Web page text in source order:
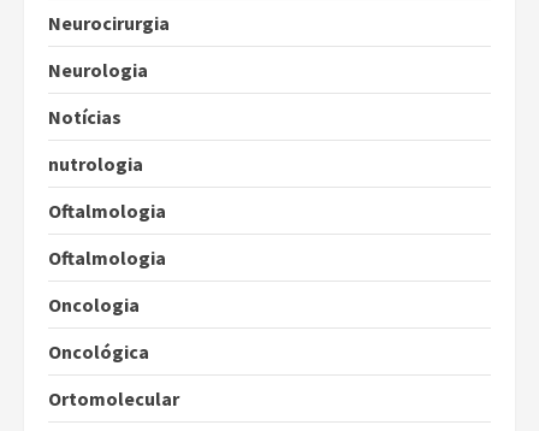
Neurocirurgia
Neurologia
Notícias
nutrologia
Oftalmologia
Oftalmologia
Oncologia
Oncológica
Ortomolecular